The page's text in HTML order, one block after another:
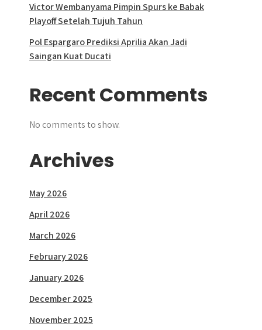
Victor Wembanyama Pimpin Spurs ke Babak
Playoff Setelah Tujuh Tahun
Pol Espargaro Prediksi Aprilia Akan Jadi
Saingan Kuat Ducati
Recent Comments
No comments to show.
Archives
May 2026
April 2026
March 2026
February 2026
January 2026
December 2025
November 2025